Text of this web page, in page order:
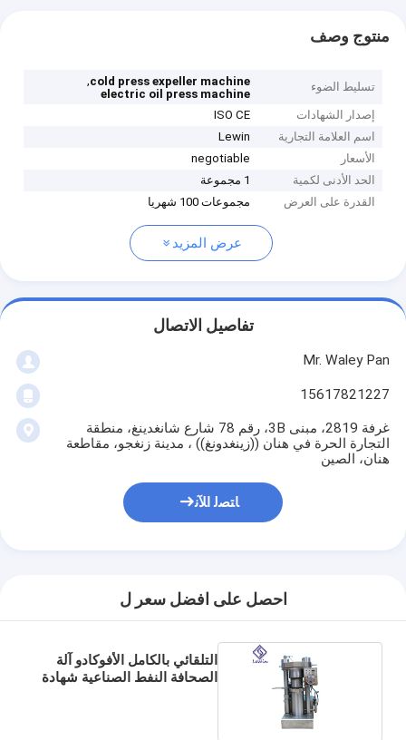
منتوج وصف
تسليط الضوء cold press expeller machine
,
electric oil press machine
إصدار الشهادات
ISO CE
اسم العلامة التجارية
Lewin
الأسعار
negotiable
الحد الأدنى لكمية
1 مجموعة
القدرة على العرض
مجموعات 100 شهريا
عرض المزيد
تفاصيل الاتصال
Mr. Waley Pan
15617821227
غرفة 2819، مبنى 3B، رقم 78 شارع شانغدينغ، منطقة
التجارة الحرة في هنان ((زينغدونغ)) ، مدينة زنغجو، مقاطعة
هنان، الصين
ﺎﺘﺼﻟ ﺍﻶﻧ
احصل على افضل سعر ل
التلقائي بالكامل الأفوكادو آلة
الصحافة النفط الصناعية شهادة